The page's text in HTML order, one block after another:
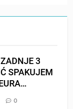
3
SPAKUJEM
0